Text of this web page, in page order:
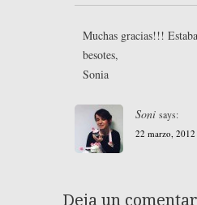
Muchas gracias!!!
besotes,
Sonia
Soni says:
22 marzo,
Deja un